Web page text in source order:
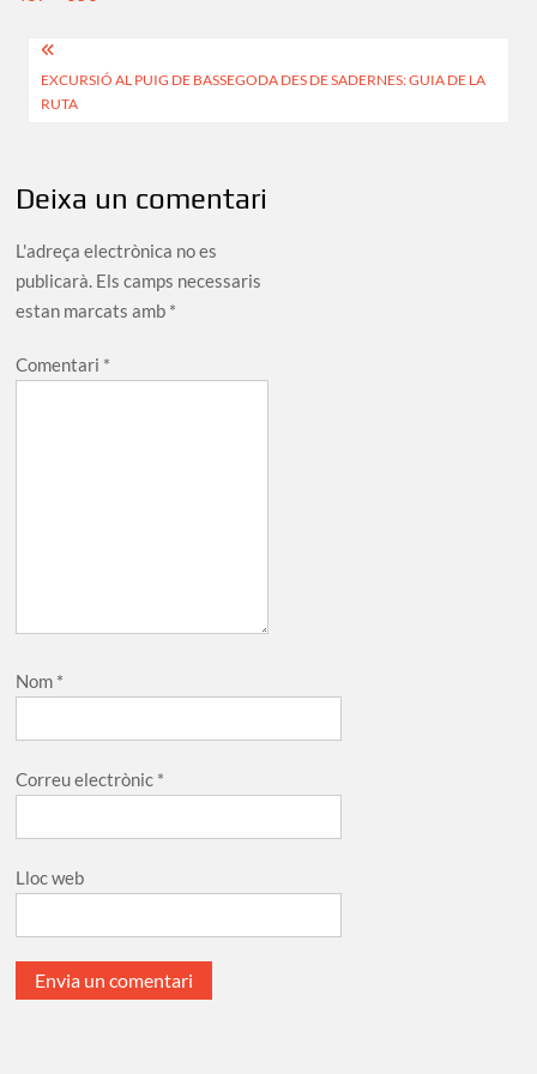
Navegació
d'entrades
EXCURSIÓ AL PUIG DE BASSEGODA DES DE SADERNES: GUIA DE LA
RUTA
Deixa un comentari
L'adreça electrònica no es
publicarà. Els camps necessaris
estan marcats amb *
Comentari *
Nom *
Correu electrònic *
Lloc web